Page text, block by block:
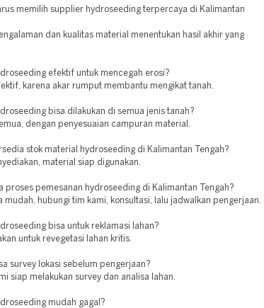
memilih supplier hydroseeding terpercaya di Kalimantan
dan kualitas material menentukan hasil akhir yang
efektif untuk mencegah erosi?
karena akar rumput membantu mengikat tanah.
bisa dilakukan di semua jenis tanah?
dengan penyesuaian campuran material.
stok material hydroseeding di Kalimantan Tengah?
material siap digunakan.
proses pemesanan hydroseeding di Kalimantan Tengah?
mudah, hubungi tim kami, konsultasi, lalu jadwalkan pengerjaan.
bisa untuk reklamasi lahan?
untuk revegetasi lahan kritis.
survey lokasi sebelum pengerjaan?
siap melakukan survey dan analisa lahan.
mudah gagal?